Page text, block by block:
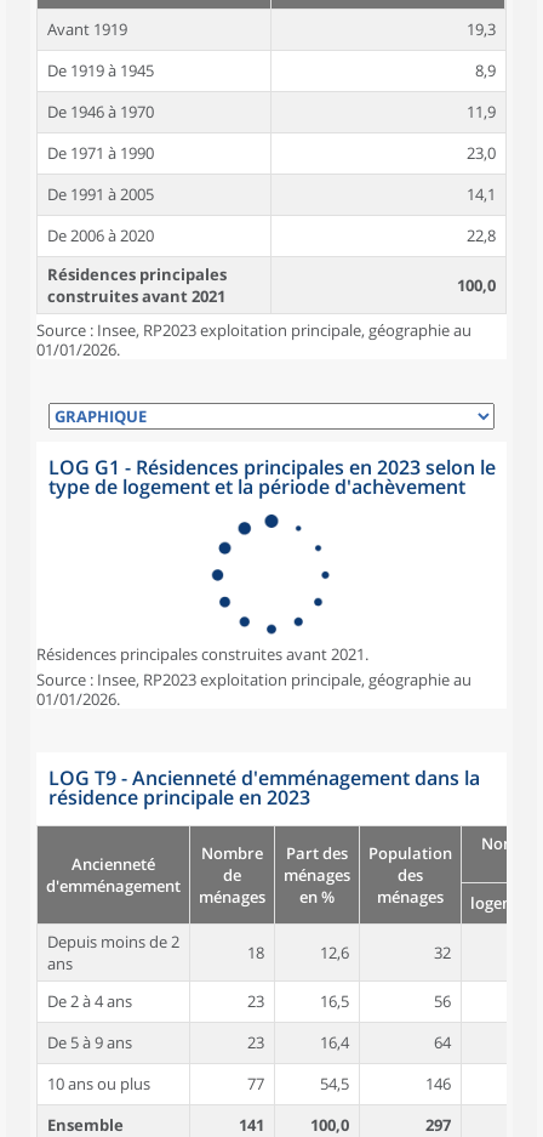
Avant 1919
19,3
De 1919 à 1945
8,9
De 1946 à 1970
11,9
De 1971 à 1990
23,0
De 1991 à 2005
14,1
De 2006 à 2020
22,8
Résidences principales
construites avant 2021
100,0
Source : Insee, RP2023 exploitation principale, géographie au
01/01/2026.
LOG G1 - Résidences principales en 2023 selon le
type de logement et la période d'achèvement
Résidences principales construites avant 2021.
Source : Insee, RP2023 exploitation principale, géographie au
01/01/2026.
LOG T9 - Ancienneté d'emménagement dans la
résidence principale en 2023
Ancienneté
d'emménagement
Nombre
de
ménages
Part des
ménages
en %
Population
des
ménages
logement
Depuis moins de 2
ans
18 12,6 32
De 2 à 4 ans 23 16,5 56
De 5 à 9 ans
23 16,4 64
10 ans ou plus
77 54,5 146
Ensemble
141 100,0 297